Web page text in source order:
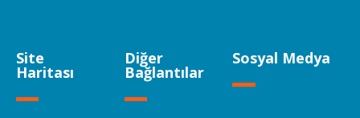
Site
Haritası
Diğer
Bağlantılar
Sosyal Medya